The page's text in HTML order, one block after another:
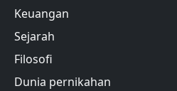
Keuangan
Sejarah
Filosofi
Dunia pernikahan